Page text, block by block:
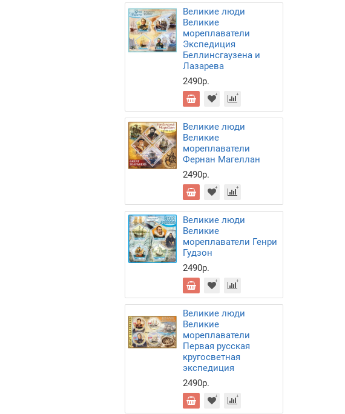
Великие люди
Великие
мореплаватели
Экспедиция
Беллинсгаузена и
Лазарева
2490р.
Великие люди
Великие
мореплаватели
Фернан Магеллан
2490р.
Великие люди
Великие
мореплаватели Генри
Гудзон
2490р.
Великие люди
Великие
мореплаватели
Первая русская
кругосветная
экспедиция
2490р.